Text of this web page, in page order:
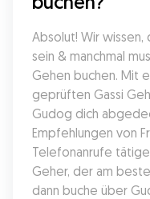
Absolut! Wir wissen,
sein & manchmal
Gehen buchen. Mit
geprüften Gassi
Gudog dich
Empfehlungen von
Telefonanrufe
Geher, der am
dann buche über